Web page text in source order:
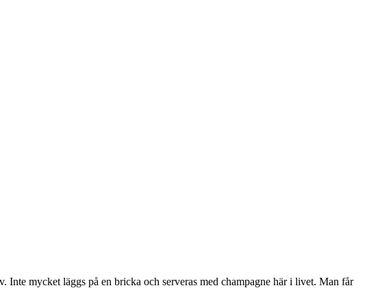
Inte mycket läggs på en bricka och serveras med champagne här i livet. Man får